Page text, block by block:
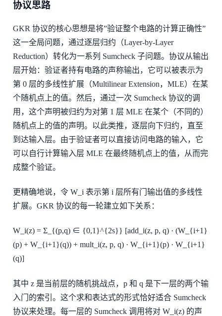
协议思路
GKR 协议的核心思想是将”验证整个电路的计算正确性”
这一全局问题，通过逐层归约（Layer-by-Layer
Reduction）转化为一系列 Sumcheck 子问题。协议从输出
层开始：验证者持有电路的声称输出，它可以被表示为
第 0 层的多线性扩展（Multilinear Extension，MLE）在某
个随机点上的值。然后，通过一次 Sumcheck 协议的调
用，这个声明被归约为对第 1 层 MLE 在某个（不同的）
随机点上的值的声明。以此类推，逐层向下归约，直至
到达输入层。由于验证者可以直接访问电路的输入，它
可以自行计算输入层 MLE 在最终随机点上的值，从而完
成整个验证。
更精确地说，令 W_i 表示第 i 层所有门输出值的多线性
扩展。GKR 协议的每一轮建立如下关系：
W_i(z) = Σ_{(p,q) ∈ {0,1}^{2s}} [add_i(z, p, q) · (W_{i+1}
(p) + W_{i+1}(q)) + mult_i(z, p, q) · W_{i+1}(p) · W_{i+1}
(q)]
其中 z 是当前层的随机挑战点，p 和 q 是下一层的两个输
入门的索引。这个求和表达式的形式恰好适合 Sumcheck
协议来处理。每一层的 Sumcheck 调用将对 W_i(z) 的声